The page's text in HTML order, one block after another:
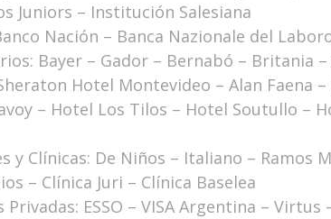
Juniors – Institución Salesiana
Nación – Banca Nazionale del
Bayer – Gador – Bernabó – Britania –
Hotel Montevideo – Alan Faena
– Hotel Los Tilos – Hotel Soutullo –
y Clínicas: De Niños – Italiano – Ramos
– Clínica Juri – Clínica Baselea
Privadas: ESSO – VISA Argentina – Virtus